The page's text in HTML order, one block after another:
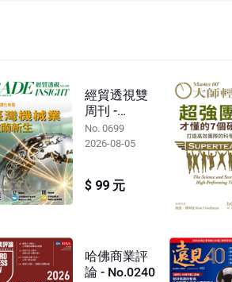
經貿透視雙
周刊 -
No.0699
No. 0699
2026-08-05
$ 99 元
哈佛商業評
論 - No.0240